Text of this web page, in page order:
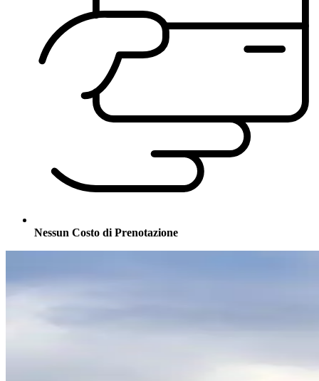
Nessun Costo di Prenotazione